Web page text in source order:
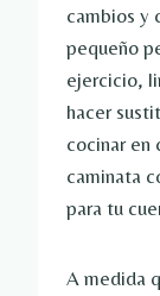
cambios y
pequeño
ejercicio,
hacer
cocinar en
caminata
para tu
A medida